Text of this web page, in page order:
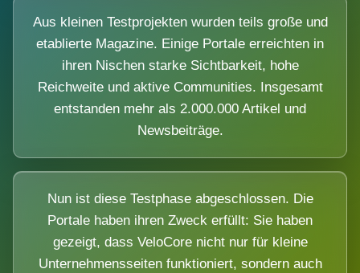
Aus kleinen Testprojekten wurden teils große und
etablierte Magazine. Einige Portale erreichten in
ihren Nischen starke Sichtbarkeit, hohe
Reichweite und aktive Communities. Insgesamt
entstanden mehr als 2.000.000 Artikel und
Newsbeiträge.
Nun ist diese Testphase abgeschlossen. Die
Portale haben ihren Zweck erfüllt: Sie haben
gezeigt, dass VeloCore nicht nur für kleine
Unternehmensseiten funktioniert, sondern auch